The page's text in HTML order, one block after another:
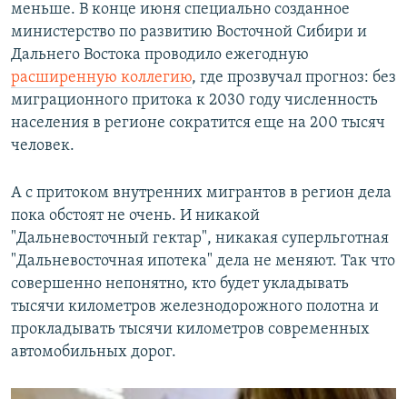
меньше. В конце июня специально созданное
министерство по развитию Восточной Сибири и
Дальнего Востока проводило ежегодную
расширенную коллегию, где прозвучал прогноз: без
миграционного притока к 2030 году численность
населения в регионе сократится еще на 200 тысяч
человек.
А с притоком внутренних мигрантов в регион дела
пока обстоят не очень. И никакой
"Дальневосточный гектар", никакая суперльготная
"Дальневосточная ипотека" дела не меняют. Так что
совершенно непонятно, кто будет укладывать
тысячи километров железнодорожного полотна и
прокладывать тысячи километров современных
автомобильных дорог.